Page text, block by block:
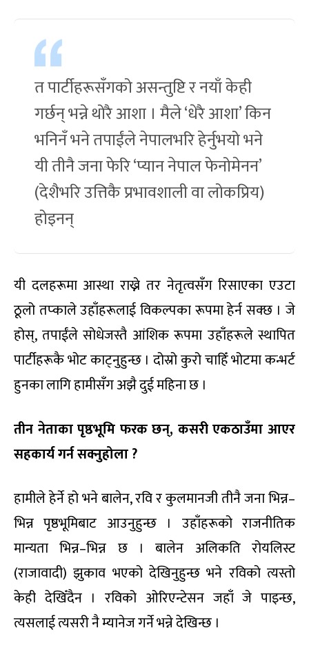
त पार्टीहरूसँगको असन्तुष्टि र नयाँ केही
गर्छन् भन्ने थोरै आशा । मैले ‘धेरै आशा’ किन
भनिनँ भने तपाईंले नेपालभरि हेर्नुभयो भने
यी तीनै जना फेरि ‘प्यान नेपाल फेनोमेनन’
(देशैभरि उत्तिकै प्रभावशाली वा लोकप्रिय)
होइनन्
यी दलहरूमा आस्था राख्ने तर नेतृत्वसँग रिसाएका एउटा
ठूलो तप्काले उहाँहरूलाई विकल्पका रूपमा हेर्न सक्छ । जे
होस्, तपाईंले सोधेजस्तै आंशिक रूपमा उहाँहरूले स्थापित
पार्टीहरूकै भोट काट्नुहुन्छ । दोस्रो कुरो चाहिँ भोटमा कन्भर्ट
हुनका लागि हामीसँग अझै दुई महिना छ ।
तीन नेताका पृष्ठभूमि फरक छन्, कसरी एकठाउँमा आएर
सहकार्य गर्न सक्नुहोला ?
हामीले हेर्ने हो भने बालेन, रवि र कुलमानजी तीनै जना भिन्न–
भिन्न पृष्ठभूमिबाट आउनुहुन्छ । उहाँहरूको राजनीतिक
मान्यता भिन्न–भिन्न छ । बालेन अलिकति रोयलिस्ट
(राजावादी) झुकाव भएको देखिनुहुन्छ भने रविको त्यस्तो
केही देखिँदैन । रविको ओरिएन्टेसन जहाँ जे पाइन्छ,
त्यसलाई त्यसरी नै म्यानेज गर्ने भन्ने देखिन्छ ।